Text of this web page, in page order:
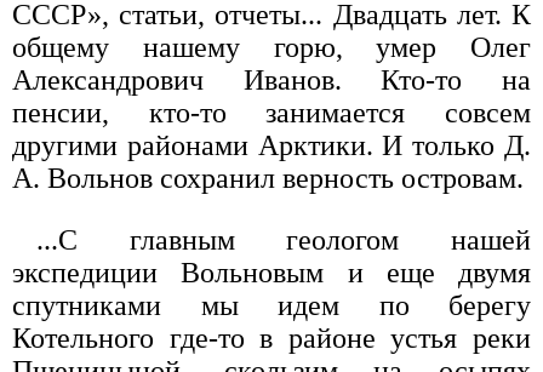
СССР», статьи, отчеты... Двадцать лет. К
общему нашему горю, умер Олег
Александрович Иванов. Кто-то на
пенсии, кто-то занимается совсем
другими районами Арктики. И только Д.
А. Вольнов сохранил верность островам.
...С главным геологом нашей
экспедиции Вольновым и еще двумя
спутниками мы идем по берегу
Котельного где-то в районе устья реки